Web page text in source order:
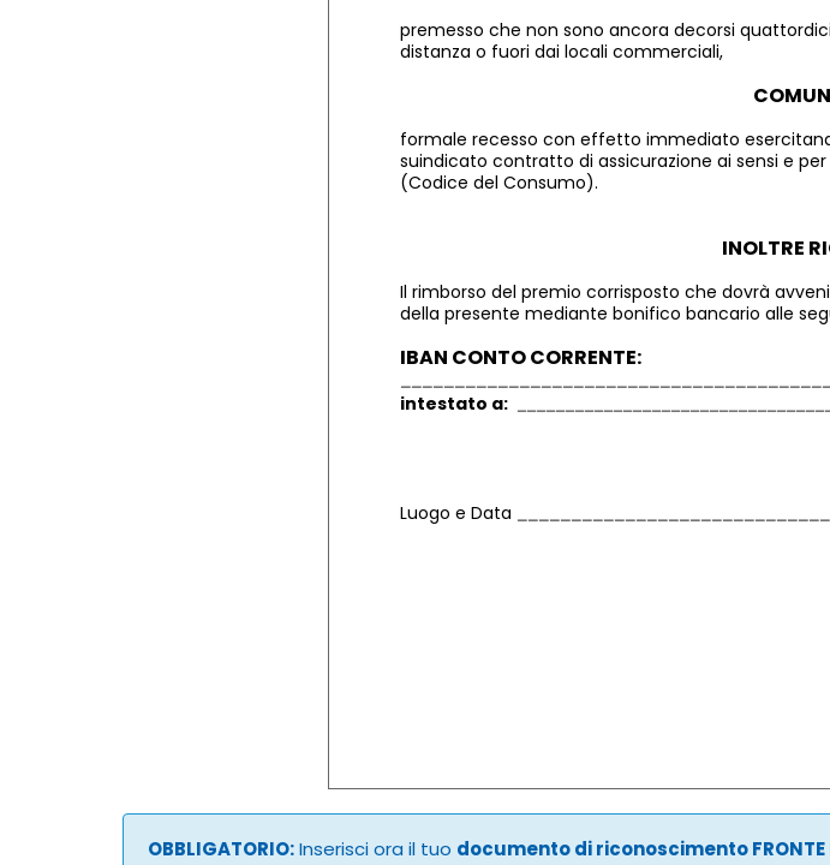
premesso che non sono ancora decorsi
distanza o fuori dai locali commerciali,
formale recesso con effetto immediato
suindicato contratto di assicurazione ai sensi e
(Codice del Consumo).
INOLTRE
Il rimborso del premio corrisposto che dovrà
della presente mediante bonifico bancario alle
IBAN CONTO CORRENTE:
intestato a:
Luogo e Data
OBBLIGATORIO:Inserisci ora il tuo documento di riconoscimento